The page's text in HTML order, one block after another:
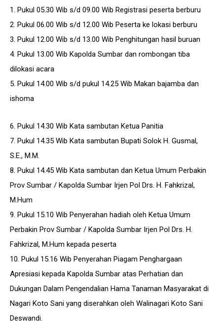
1. Pukul 05.30 Wib s/d 09.00 Wib Registrasi peserta berburu
2. Pukul 06.00 Wib s/d 12.00 Wib Peserta ke lokasi berburu
3. Pukul 12.00 Wib s/d 13.00 Wib Penghitungan hasil buruan
4. Pukul 13.00 Wib Kapolda Sumbar dan rombongan tiba
dilokasi acara
5. Pukul 14.00 Wib s/d pukul 14.25 Wib Makan bajamba dan
ishoma
6. Pukul 14.30 Wib Kata sambutan Ketua Panitia
7. Pukul 14.35 Wib Kata sambutan Bupati Solok H. Gusmal,
S.E., M.M.
8. Pukul 14.45 Wib Kata sambutan dan Ketua Umum Perbakin
Prov Sumbar / Kapolda Sumbar Irjen Pol Drs. H. Fahkrizal,
M.Hum
9. Pukul 15.10 Wib Penyerahan hadiah oleh Ketua Umum
Perbakin Prov Sumbar / Kapolda Sumbar Irjen Pol Drs. H.
Fahkrizal, M.Hum kepada peserta
10. Pukul 15.16 Wib Penyerahan Piagam Penghargaan
Apresiasi kepada Kapolda Sumbar atas Perhatian dan
Dukungan Dalam Pengendalian Hama Tanaman Masyarakat di
Nagari Koto Sani yang diserahkan oleh Walinagari Koto Sani
Deswandi.